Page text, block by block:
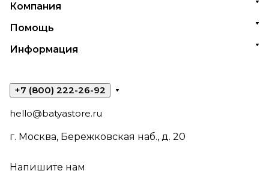
Компания
Помощь
Информация
+7 (800) 222-26-92
hello@batyastore.ru
г. Москва, Бережковская наб., д. 20
Напишите нам